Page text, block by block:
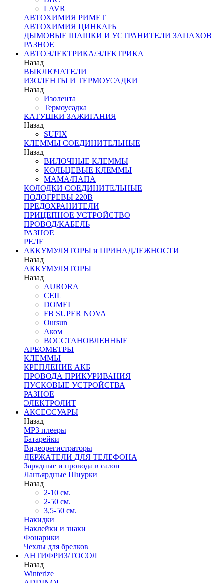
LAVR
АВТОХИМИЯ РИМЕТ
АВТОХИМИЯ ЦИНКАРЬ
ДЫМОВЫЕ ШАШКИ И УСТРАНИТЕЛИ ЗАПАХОВ
РАЗНОЕ
АВТОЭЛЕКТРИКА/ЭЛЕКТРИКА
Назад
ВЫКЛЮЧАТЕЛИ
ИЗОЛЕНТЫ И ТЕРМОУСАДКИ
Назад
Изолента
Термоусадка
КАТУШКИ ЗАЖИГАНИЯ
Назад
SUFIX
КЛЕММЫ СОЕДИНИТЕЛЬНЫЕ
Назад
ВИЛОЧНЫЕ КЛЕММЫ
КОЛЬЦЕВЫЕ КЛЕММЫ
МАМА/ПАПА
КОЛОДКИ СОЕДИНИТЕЛЬНЫЕ
ПОДОГРЕВЫ 220В
ПРЕДОХРАНИТЕЛИ
ПРИЦЕПНОЕ УСТРОЙСТВО
ПРОВОД/КАБЕЛЬ
РАЗНОЕ
РЕЛЕ
АККУМУЛЯТОРЫ и ПРИНАДЛЕЖНОСТИ
Назад
АККУМУЛЯТОРЫ
Назад
AURORA
CEIL
DOMEI
FB SUPER NOVA
Oursun
Аком
ВОССТАНОВЛЕННЫЕ
АРЕОМЕТРЫ
КЛЕММЫ
КРЕПЛЕНИЕ АКБ
ПРОВОДА ПРИКУРИВАНИЯ
ПУСКОВЫЕ УСТРОЙСТВА
РАЗНОЕ
ЭЛЕКТРОЛИТ
АКСЕССУАРЫ
Назад
MP3 плееры
Батарейки
Видеорегистраторы
ДЕРЖАТЕЛИ ДЛЯ ТЕЛЕФОНА
Зарядные и провода в салон
Ланъярдные Шнурки
Назад
2-10 см.
2-50 см.
3,5-50 см.
Накидки
Наклейки и знаки
Фонарики
Чехлы для брелков
АНТИФРИЗ/ТОСОЛ
Назад
Winterize